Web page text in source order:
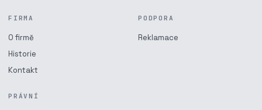
FIRMA
O firmě
Historie
Kontakt
PODPORA
Reklamace
PRÁVNÍ